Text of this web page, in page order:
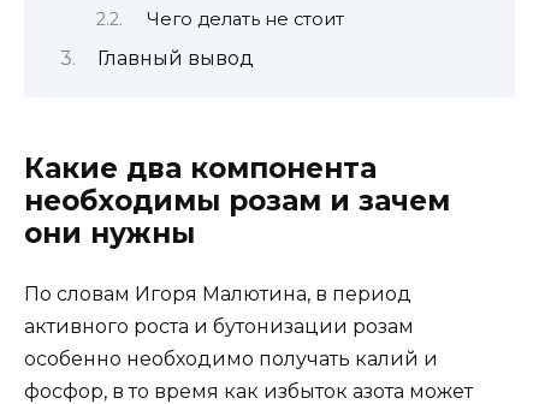
Чего делать не стоит
Главный вывод
Какие два компонента
необходимы розам и зачем
они нужны
По словам Игоря Малютина, в период
активного роста и бутонизации розам
особенно необходимо получать калий и
фосфор, в то время как избыток азота может